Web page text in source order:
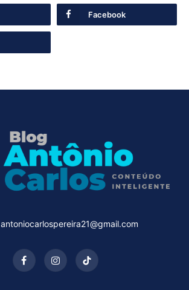
Facebook
antoniocarlospereira21@gmail.com
FacebookInstagramTikTok